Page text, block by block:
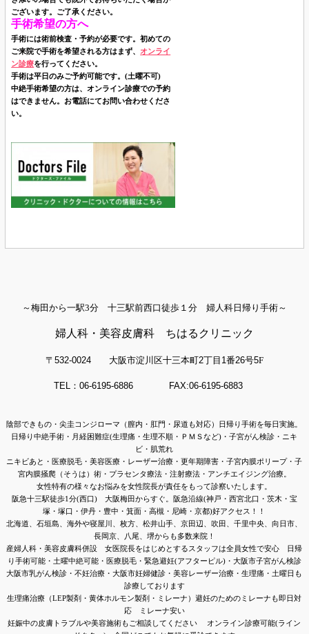
ございます。ご了承ください。
手術希望の方へ
手術には術前検査・予約が必要です。初めての
ご来院で手術を希望される方はまず、オンライ
ン診療を行ってください。
手術は平日のみご予約可能です。(土曜不可)
中絶手術希望の方は、オンライン診療での予約
はできません。お電話にてお問い合わせくださ
い。
～梅田から一駅3分 十三駅前西口徒歩１分 婦人科日帰り手術～
婦人科・美容皮膚科 ちはるクリニック
〒532-0024 大阪市淀川区十三本町2丁目 1番26号5F
TEL：06-6195-6886 FAX:06-6195-6883
陰部できもの・尖圭コンジローマ（膣内・肛門・尿道も対応）日帰り手術を毎日実施。
日帰り中絶手術・月経困難症(生理痛・生理不順・ＰＭＳなど)・子宮がん検診・ニキ
ビ・肌荒れ
ニキビあと・医療脱毛・美容医療・レーザー治療・更年期障害・子宮内膜ポリープ・子
宮内膜掻爬（そうは）術・ プラセンタ療法・注射療法・アンチエイジング治療。
女性特有の様々なお悩みを女性院長が責任をもって診察いたします。
阪急十三駅徒歩1分(西口) 大阪梅田からすぐ。阪急沿線(神戸・西宮北口・茨木・宝
塚・塚口・伊丹・豊中・箕面・高槻・尼崎・京都)好アクセス！！
北海道、石垣島、海外や寝屋川、枚方、松井山手、京田辺、吹田、千里中央、向日市、
長岡京、八尾、堺からも多数来院！
産婦人科・美容皮膚科併設 女医院長をはじめとするスタッフは全員女性で安心 日帰
り手術可能・土曜中絶可能・医療脱毛・緊急避妊(アフターピル)・大阪市子宮がん検診
大阪市乳がん検診・不妊治療・大阪市妊婦健診・美容レーザー治療・生理痛・土曜日も
診療しております
生理痛治療（LEP製剤・黄体ホルモン製剤・ミレーナ）避妊のためのミレーナも即日対
応 ミレーナ安い
妊娠中の皮膚トラブルや美容施術もご相談してください オンライン診療可能(ライン